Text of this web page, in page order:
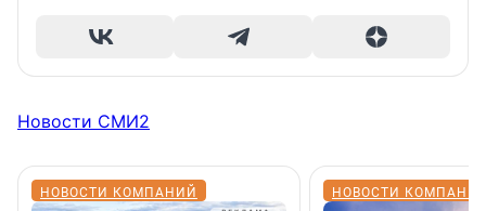
Новости СМИ2
НОВОСТИ КОМПАНИЙ НОВОСТИ